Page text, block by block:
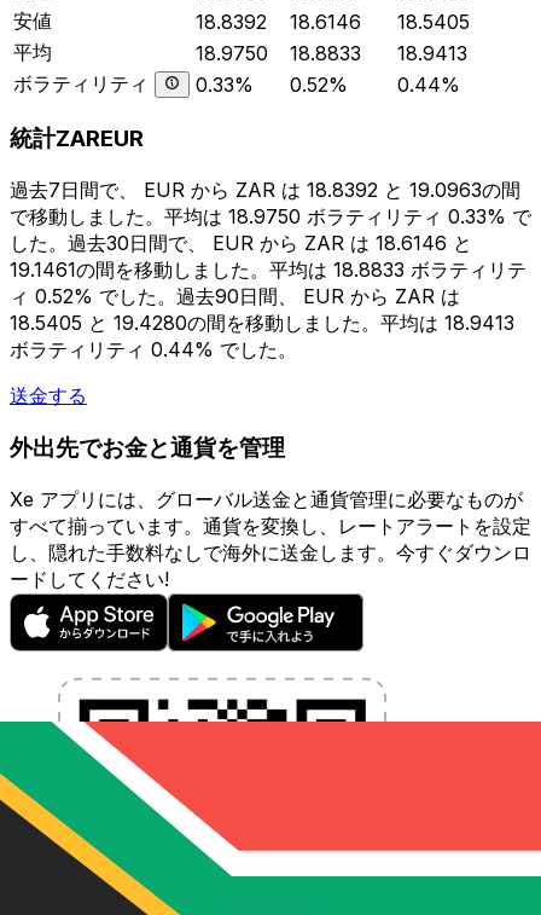
安値
18.8392 18.6146
18.5405
平均
18.9750 18.8833
18.9413
ボラティリティ
0.33% 0.52% 0.44%
統計ZAREUR
過去7日間で、 EUR から ZAR は 18.8392 と 19.0963の間
で移動しました。平均は 18.9750 ボラティリティ 0.33% で
した。過去30日間で、 EUR から ZAR は 18.6146 と
19.1461の間を移動しました。平均は 18.8833 ボラティリテ
ィ 0.52% でした。過去90日間、 EUR から ZAR は
18.5405 と 19.4280の間を移動しました。平均は 18.9413
ボラティリティ 0.44% でした。
送金する
外出先でお金と通貨を管理
Xe アプリには、グローバル送金と通貨管理に必要なものが
すべて揃っています。通貨を変換し、レートアラートを設定
し、隠れた手数料なしで海外に送金します。今すぐダウンロ
ードしてください!